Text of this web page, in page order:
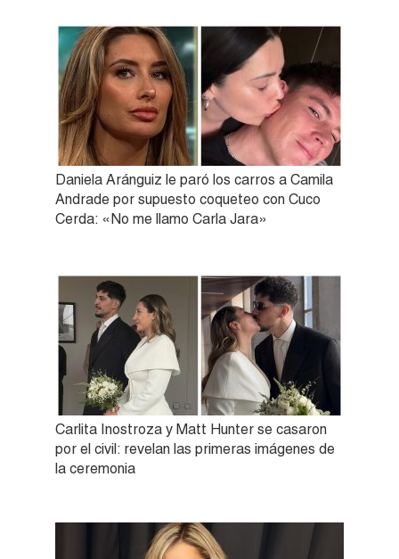
Daniela Aránguiz le paró los carros a Camila
Andrade por supuesto coqueteo con Cuco
Cerda: «No me llamo Carla Jara»
Carlita Inostroza y Matt Hunter se casaron
por el civil: revelan las primeras imágenes de
la ceremonia